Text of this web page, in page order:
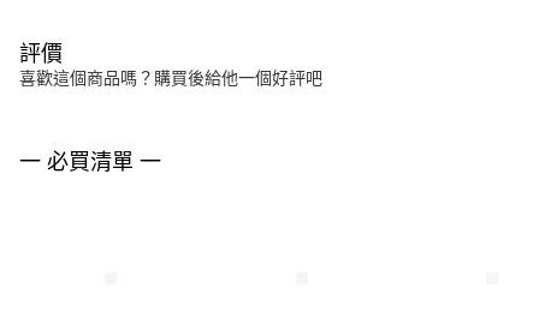
評價
喜歡這個商品嗎？購買後給他一個好評吧
一 必買清單 一